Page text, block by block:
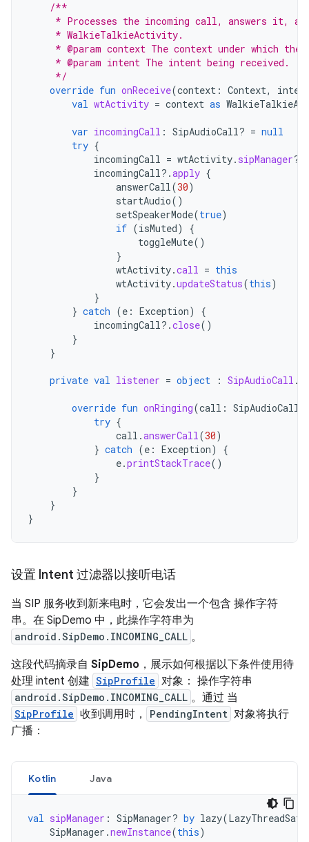
/**
* Processes the incoming call, answers it,
     * WalkieTalkieActivity.
* @param context The context under which the
     * @param intent The intent being received.
     */
override fun onReceive(context : Context,
val wtActivity = context as
var incomingCall : SipAudioCall? = null
try {
incomingCall = wtActivity. sipManager?.
incomingCall?.apply {
answerCall(30)
startAudio()
setSpeakerMode(true)
if (isMuted)
{
toggleMute()
}
wtActivity.call = this
wtActivity.updateStatus(this)
}
} catch (e : Exception)
{
incomingCall?.close()
}
}
private val listener = object : SipAudioCall .
override fun onRinging(call : SipAudioCall
try {
call .answerCall(30)
} catch (e : Exception)
{
e.printStackTrace()
}
}
}
}
设置 Intent 过滤器以接听电话
当 SIP 服务收到新来电时，它会发出一个包含 操作字符
串。在 SipDemo 中，此操作字符串为
android.SipDemo.INCOMING_CALL 。
这段代码摘录自 SipDemo ，展示如何根据以下条件使用待
处理 intent 创建 SipProfile 对象： 操作字符串
android.SipDemo.INCOMING_CALL 。通过 当
SipProfile 收到调用时， PendingIntent 对象将执行
广播：
Kotlin Java
val sipManager : SipManager? by lazy(
SipManager .newInstance(this)